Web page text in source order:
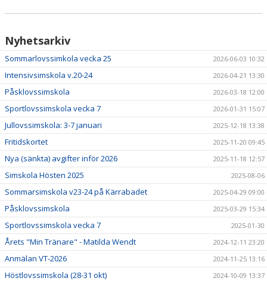
Nyhetsarkiv
Sommarlovssimkola vecka 25 2026-06-03 10:32
Intensivsimskola v.20-24 2026-04-21 13:30
Påsklovssimskola 2026-03-18 12:00
Sportlovssimskola vecka 7 2026-01-31 15:07
Jullovssimskola: 3-7 januari 2025-12-18 13:38
Fritidskortet 2025-11-20 09:45
Nya (sänkta) avgifter inför 2026 2025-11-18 12:57
Simskola Hösten 2025 2025-08-06
Sommarsimskola v23-24 på Kärrabadet 2025-04-29 09:00
Påsklovssimskola 2025-03-29 15:34
Sportlovssimskola vecka 7 2025-01-30
Årets "Min Tränare" - Matilda Wendt 2024-12-11 23:20
Anmälan VT-2026 2024-11-25 13:16
Höstlovssimskola (28-31 okt) 2024-10-09 13:37